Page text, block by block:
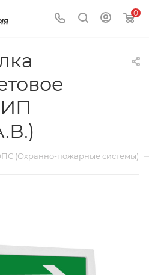
0
(Охранно-пожарные системы)